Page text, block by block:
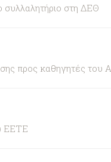
στη ΔΕΘ
προς καθηγητές του
ΕΕΤΕ